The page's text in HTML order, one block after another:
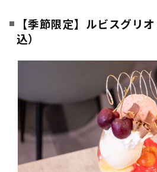
【季節限定】ルビスグリ
込）